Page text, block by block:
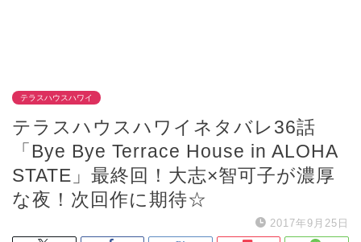
テラスハウスハワイ
テラスハウスハワイネタバレ36話
「Bye Bye Terrace House in ALOHA
STATE」最終回！大志×智可子が濃厚
な夜！次回作に期待☆
2017年9月25日